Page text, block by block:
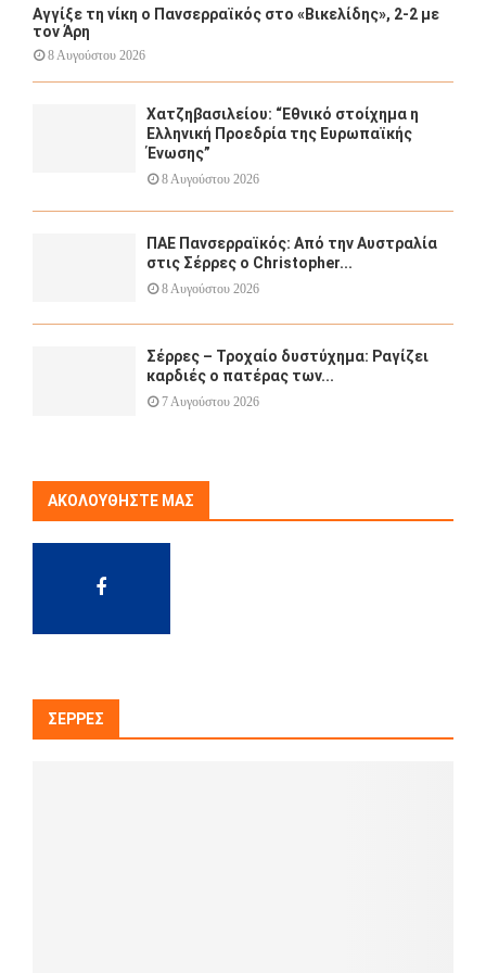
Αγγίξε τη νίκη ο Πανσερραϊκός στο «Βικελίδης», 2-2 με
τον Άρη
8 Αυγούστου 2026
Χατζηβασιλείου: “Εθνικό στοίχημα η
Ελληνική Προεδρία της Ευρωπαϊκής
Ένωσης”
8 Αυγούστου 2026
ΠΑΕ Πανσερραϊκός: Από την Αυστραλία
στις Σέρρες ο Christopher...
8 Αυγούστου 2026
Σέρρες – Τροχαίο δυστύχημα: Ραγίζει
καρδιές ο πατέρας των...
7 Αυγούστου 2026
ΑΚΟΛΟΥΘΉΣΤΕ ΜΑΣ
ΣΈΡΡΕΣ